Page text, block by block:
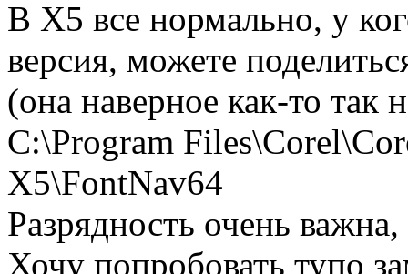
В Х5 все нормально, у
версия, можете
(она наверное как-то так
C:\Program
X5\FontNav64
Разрядность очень
Хочу попробовать тупо